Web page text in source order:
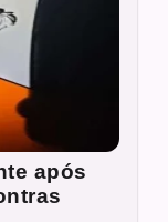
após